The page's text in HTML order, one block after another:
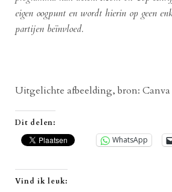
eigen oogpunt en wordt hierin op geen
partijen beïnvloed.
Uitgelichte afbeelding, bron: Canva
Dit delen:
WhatsApp
Vind ik leuk: